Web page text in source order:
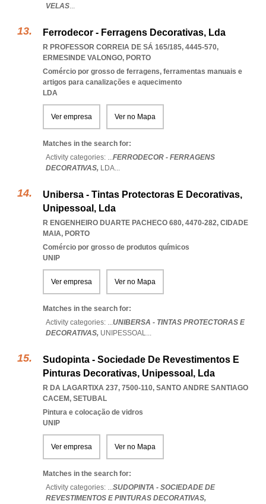
VELAS...
Ferrodecor - Ferragens Decorativas, Lda
R PROFESSOR CORREIA DE SÁ 165/185, 4445-570,
ERMESINDE VALONGO, PORTO
Comércio por grosso de ferragens, ferramentas manuais e
artigos para canalizações e aquecimento
LDA
Ver empresa Ver no Mapa
Matches in the search for:
Activity categories: ...FERRODECOR - FERRAGENS
DECORATIVAS, LDA...
Unibersa - Tintas Protectoras E Decorativas,
Unipessoal, Lda
R ENGENHEIRO DUARTE PACHECO 680, 4470-282, CIDADE
MAIA, PORTO
Comércio por grosso de produtos químicos
UNIP
Ver empresa Ver no Mapa
Matches in the search for:
Activity categories: ...UNIBERSA - TINTAS PROTECTORAS E
DECORATIVAS, UNIPESSOAL...
Sudopinta - Sociedade De Revestimentos E
Pinturas Decorativas, Unipessoal, Lda
R DA LAGARTIXA 237, 7500-110, SANTO ANDRE SANTIAGO
CACEM, SETUBAL
Pintura e colocação de vidros
UNIP
Ver empresa Ver no Mapa
Matches in the search for:
Activity categories: ...SUDOPINTA - SOCIEDADE DE
REVESTIMENTOS E PINTURAS DECORATIVAS,